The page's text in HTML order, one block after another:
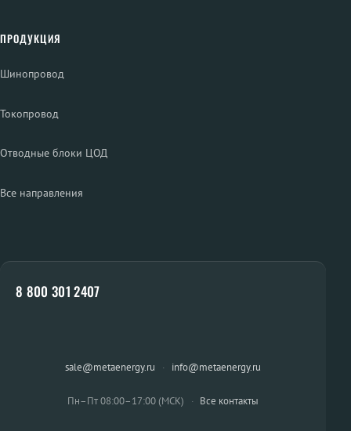
ПРОДУКЦИЯ
Шинопровод
Токопровод
Отводные блоки ЦОД
Все направления
8 800 301 2407
sale@metaenergy.ru · info@metaenergy.ru
Пн–Пт 08:00–17:00 (МСК) · Все контакты